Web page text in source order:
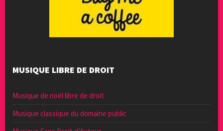
MUSIQUE LIBRE DE DROIT
Musique de noël libre de droit
Musique classique du domaine public